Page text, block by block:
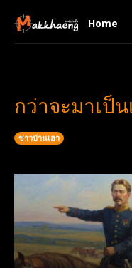
Home
กว่าจะมาเป็
ข่าวบ้านเฮา